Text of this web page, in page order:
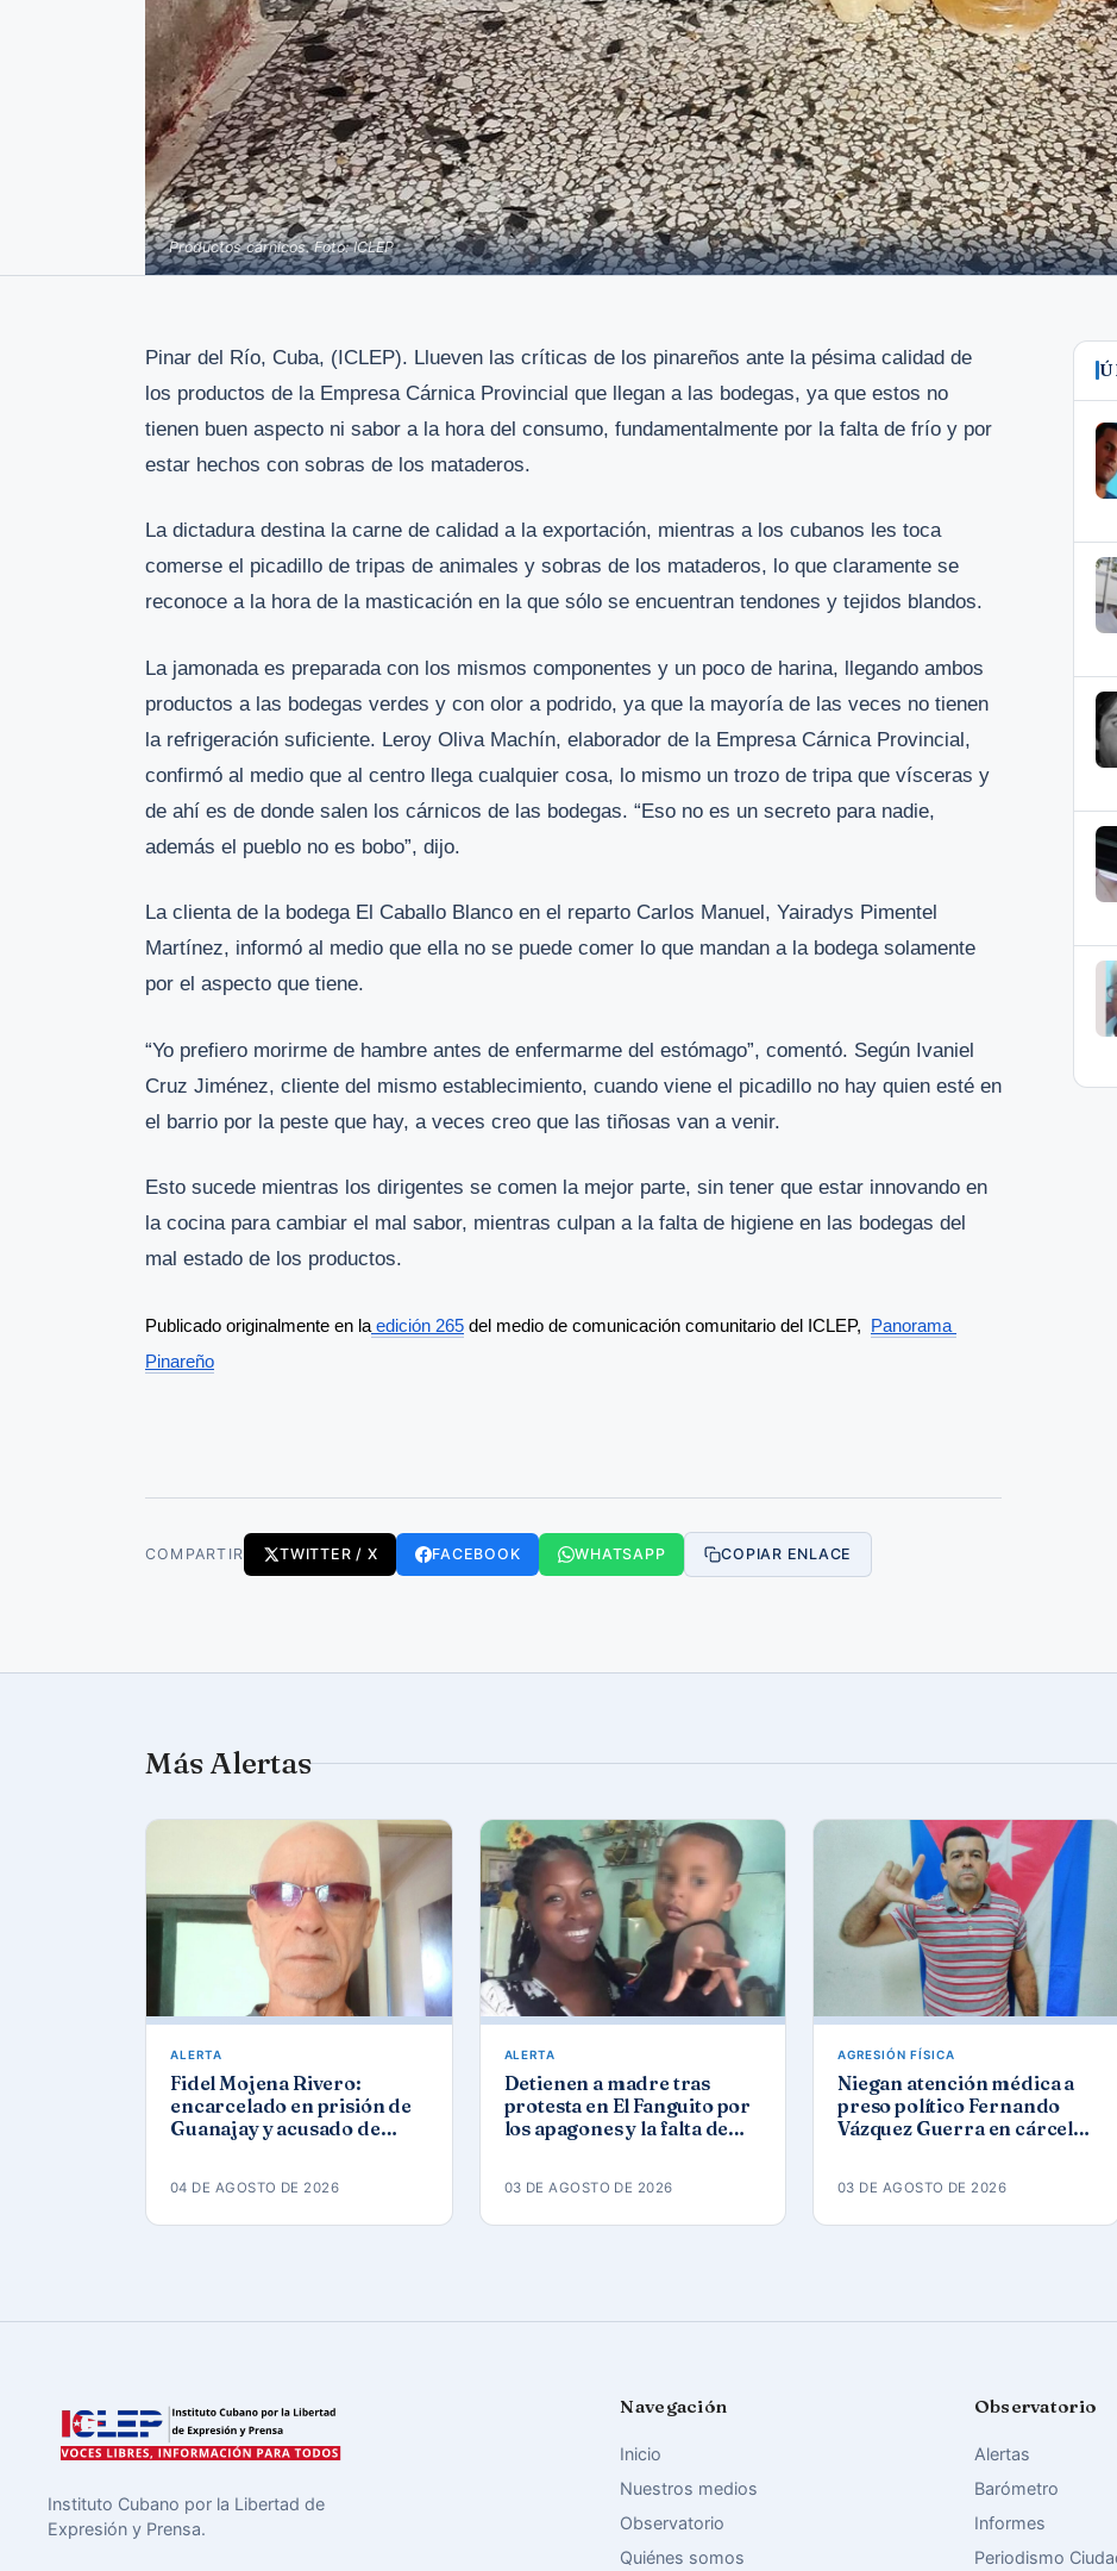
Productos cárnicos. Foto: ICLEP
Pinar del Río, Cuba, (ICLEP). Llueven las críticas de los pinareños ante la pésima calidad de
los productos de la Empresa Cárnica Provincial que llegan a las bodegas, ya que estos no
tienen buen aspecto ni sabor a la hora del consumo, fundamentalmente por la falta de frío y por
estar hechos con sobras de los mataderos.
La dictadura destina la carne de calidad a la exportación, mientras a los cubanos les toca
comerse el picadillo de tripas de animales y sobras de los mataderos, lo que claramente se
reconoce a la hora de la masticación en la que sólo se encuentran tendones y tejidos blandos.
La jamonada es preparada con los mismos componentes y un poco de harina, llegando ambos
productos a las bodegas verdes y con olor a podrido, ya que la mayoría de las veces no tienen
la refrigeración suficiente. Leroy Oliva Machín, elaborador de la Empresa Cárnica Provincial,
confirmó al medio que al centro llega cualquier cosa, lo mismo un trozo de tripa que vísceras y
de ahí es de donde salen los cárnicos de las bodegas. “Eso no es un secreto para nadie,
además el pueblo no es bobo”, dijo.
La clienta de la bodega El Caballo Blanco en el reparto Carlos Manuel, Yairadys Pimentel
Martínez, informó al medio que ella no se puede comer lo que mandan a la bodega solamente
por el aspecto que tiene.
“Yo prefiero morirme de hambre antes de enfermarme del estómago”, comentó. Según Ivaniel
Cruz Jiménez, cliente del mismo establecimiento, cuando viene el picadillo no hay quien esté en
el barrio por la peste que hay, a veces creo que las tiñosas van a venir.
Esto sucede mientras los dirigentes se comen la mejor parte, sin tener que estar innovando en
la cocina para cambiar el mal sabor, mientras culpan a la falta de higiene en las bodegas del
mal estado de los productos.
Publicado originalmente en la edición 265 del medio de comunicación comunitario del ICLEP, Panorama
Pinareño
COMPARTIR TWITTER / X FACEBOOK WHATSAPP COPIAR ENLACE
Más Alertas
ALERTA
Fidel Mojena Rivero:
encarcelado en prisión de
Guanajay y acusado de
04 DE AGOSTO DE 2026
ALERTA
Detienen a madre tras
protesta en El Fanguito por
los apagones y la falta de
03 DE AGOSTO DE 2026
AGRESIÓN FÍSICA
Niegan atención médica a
preso político Fernando
Vázquez Guerra en cárcel
03 DE AGOSTO DE 2026
Instituto Cubano por la Libertad de
Expresión y Prensa.
Navegación
Inicio
Nuestros medios
Observatorio
Quiénes somos
Observatorio
Alertas
Barómetro
Informes
Periodismo